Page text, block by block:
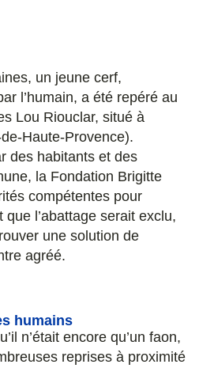
un jeune cerf,
l’humain, a été repéré au
Lou Riouclar, situé à
Haute-Provence).
des habitants et des
la Fondation Brigitte
compétentes pour
l’abattage serait exclu,
une solution de
agréé.
humains
n’était encore qu’un faon,
reprises à proximité